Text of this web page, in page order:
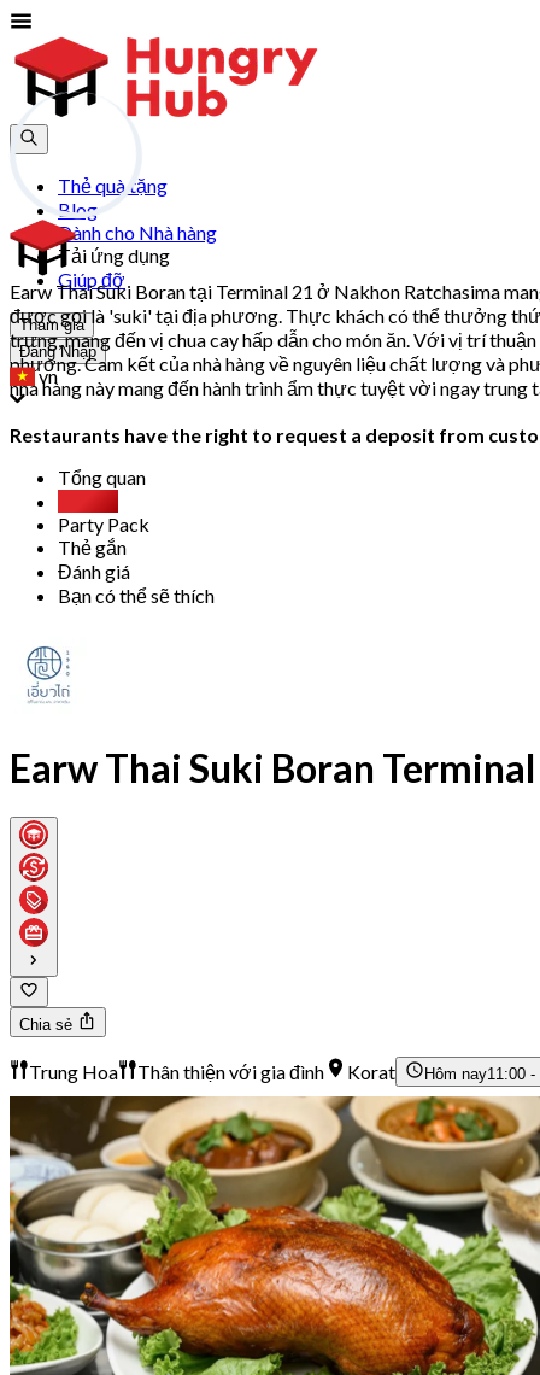
Thẻ quà tặng
Blog
Dành cho Nhà hàng
Tải ứng dụng
Giúp đỡ
Tham gia
Đăng Nhập
vn
Earw Thai Suki Boran tại Terminal 21 ở Nakhon Ratchasima
được gọi là 'suki' tại địa phương. Thực khách có thể thưởng
trưng, mang đến vị chua cay hấp dẫn cho món ăn. Với vị trí
phương. Cam kết của nhà hàng về nguyên liệu chất lượng và
nhà hàng này mang đến hành trình ẩm thực tuyệt vời ngay trung
Restaurants have the right to request a deposit from
Tổng quan
Party Pack
Thẻ gắn
Đánh giá
Bạn có thể sẽ thích
Earw Thai Suki Boran
Chia sẻ
Trung Hoa Thân thiện với gia đình Korat Hôm nay11:00 -